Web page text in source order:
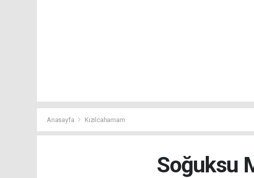
Anasayfa Kızılcahamam
Soğuksu